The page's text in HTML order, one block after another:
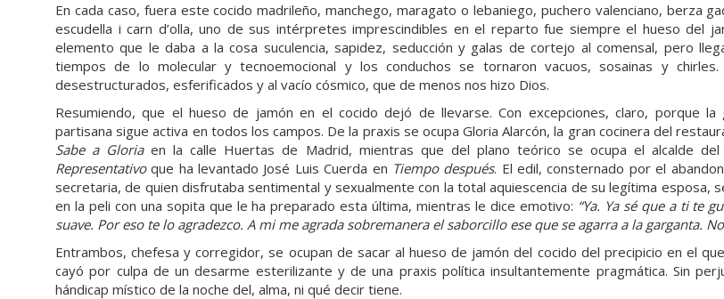
En cada caso, fuera este cocido madrileño, manchego, maragato o lebaniego, puchero valenciano, berza
escudella i carn d’olla, uno de sus intérpretes imprescindibles en el reparto fue siempre el hueso del
elemento que le daba a la cosa suculencia, sapidez, seducción y galas de cortejo al comensal, pero
tiempos de lo molecular y tecnoemocional y los conduchos se tornaron vacuos, sosainas y
desestructurados, esferificados y al vacío cósmico, que de menos nos hizo Dios.
Resumiendo, que el hueso de jamón en el cocido dejó de llevarse. Con excepciones, claro, porque la
partisana sigue activa en todos los campos. De la praxis se ocupa Gloria Alarcón, la gran cocinera del
Sabe a Gloriaen la calle Huertas de Madrid, mientras que del plano teórico se ocupa el alcalde del
Representativoque ha levantado José Luis Cuerda en Tiempo después. El edil, consternado por el
secretaria, de quien disfrutaba sentimental y sexualmente con la total aquiescencia de su legítima esposa,
en la peli con una sopita que le ha preparado esta última, mientras le dice emotivo: “Ya. Ya sé que a ti te
suave. Por eso te lo agradezco. A mi me agrada sobremanera el saborcillo ese que se agarra a la garganta.
Entrambos, chefesa y corregidor, se ocupan de sacar al hueso de jamón del cocido del precipicio en el
cayó por culpa de un desarme esterilizante y de una praxis política insultantemente pragmática. Sin
hándicap místico de la noche del, alma, ni qué decir tiene.